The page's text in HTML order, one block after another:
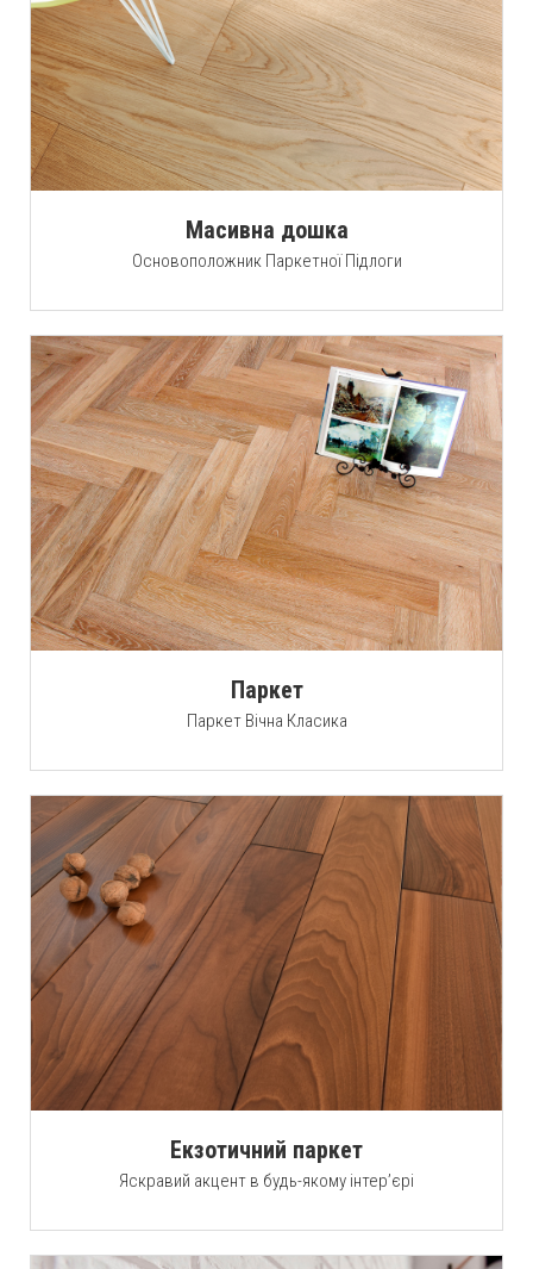
Масивна дошка
Основоположник Паркетної Підлоги
Паркет
Паркет Вічна Класика
Екзотичний паркет
Яскравий акцент в будь-якому інтер’єрі